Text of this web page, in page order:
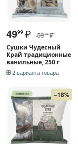
4999 ₽ 5999 ₽
Сушки Чудесный
Край традиционные
ванильные, 250 г
2 варианта товара
–18%